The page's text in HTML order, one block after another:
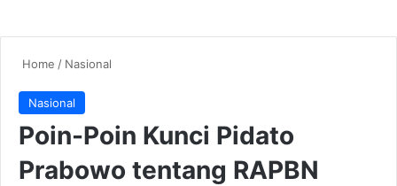
Home / Nasional
Nasional
Poin-Poin Kunci Pidato
Prabowo tentang RAPBN